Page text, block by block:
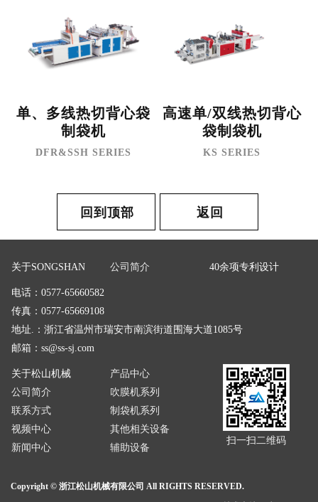
单、多线热切背心袋
制袋机
DFR&SSH SERIES
高速单/双线热切背心
袋制袋机
KS SERIES
回到顶部 返回
关于SONGSHAN 公司简介 40余项专利设计
电话：0577-65660582
传真：0577-65669108
地址.：浙江省温州市瑞安市南滨街道围海大道1085号
邮箱： ss@ss-sj.com
关于松山机械
公司简介
联系方式
视频中心
新闻中心
产品中心
吹膜机系列
制袋机系列
其他相关设备
辅助设备
扫一扫二维码
Copyright © 浙江松山机械有限公司 All RIGHTS RESERVED.